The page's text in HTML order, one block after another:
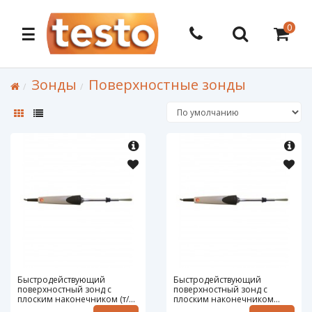
☰ 0
Зонды Поверхностные зонды
Быстродействующий
поверхностный зонд с
плоским наконечником (т/п
типа K) - для измерений в
Быстродействующий
поверхностный зонд с
плоским наконечником